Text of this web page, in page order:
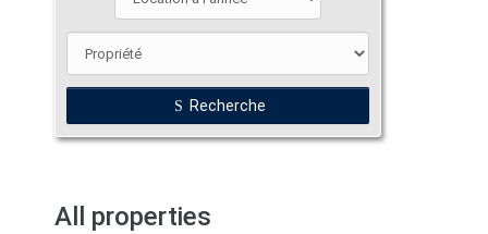
Recherche
All properties